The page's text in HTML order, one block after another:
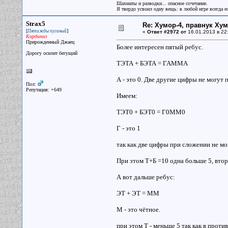
Шахматы и разводки... опасное сочетание.
Я твердо усвоил одну вещь: в любой игре всегда
Strax5
[Пятижды пуганый]
Кардинал
Прирожденный Джаец
Дорогу осилит бегущий
Пол:
Репутация: +649
Re: Хумор-4, правнук
« Ответ #2972 от16.01.2013 в
Более интересен пятый ребус.
ТЭТА + БЭТА = ГАММА
А - это 0. Две другие цифры не могут
Имеем:
ТЭТ0 + БЭТ0 = Г0ММ0
Г - это 1
так как две цифры при сложении не
При этом Т+Б =10 одна больше 5,
А вот дальше ребус:
ЭТ + ЭТ = ММ
М - это чётное.
при этом Т - меньше 5 так как в